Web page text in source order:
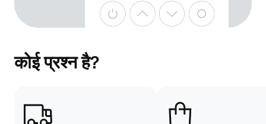
कोई प्रश्न है?